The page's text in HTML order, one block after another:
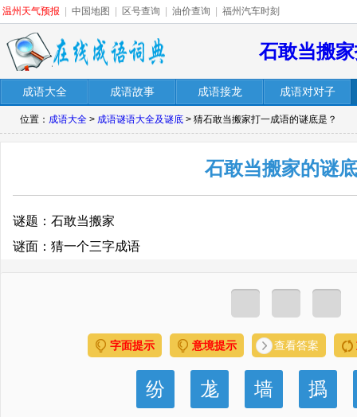
温州天气预报 中国地图 区号查询 油价查询 福州汽车时刻
石敢当搬
成语大全 成语故事 成语接龙 成语对对子
位置： 成语大全 > 成语谜语大全及谜底 > 猜石敢当搬家打一成语的谜底是？
石敢当搬家的谜
谜题：石敢当搬家
谜面：猜一个三字成语
字面提示 意境提示 查看答案
纷 尨 墙 撝